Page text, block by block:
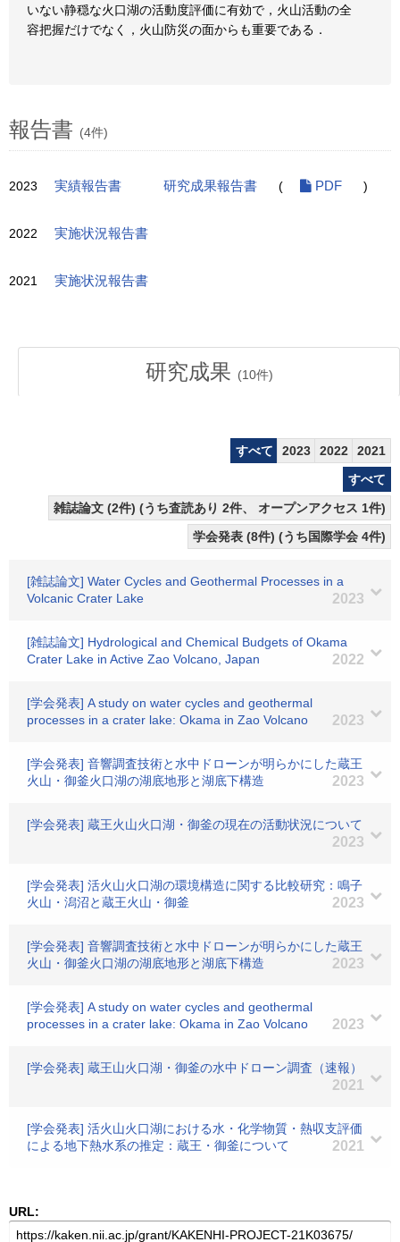
いない静穏な火口湖の活動度評価に有効で，火山活動の全
容把握だけでなく，火山防災の面からも重要である．
報告書 (4件)
2023 実績報告書 研究成果報告書 ( PDF )
2022 実施状況報告書
2021 実施状況報告書
研究成果 (10件)
すべて 2023 2022
2021
すべて
雑誌論文 (2件) (うち査読あり 2件、 オープンアクセス 1件)
学会発表 (8件) (うち国際学会 4件)
[雑誌論文] Water Cycles and Geothermal Processes in a
Volcanic Crater Lake
2023
[雑誌論文] Hydrological and Chemical Budgets of Okama
Crater Lake in Active Zao Volcano, Japan
2022
[学会発表] A study on water cycles and geothermal
processes in a crater lake: Okama in Zao Volcano
2023
[学会発表] 音響調査技術と水中ドローンが明らかにした蔵王
火山・御釜火口湖の湖底地形と湖底下構造
2023
[学会発表] 蔵王火山火口湖・御釜の現在の活動状況について
2023
[学会発表] 活火山火口湖の環境構造に関する比較研究：鳴子
火山・潟沼と蔵王火山・御釜
2023
[学会発表] 音響調査技術と水中ドローンが明らかにした蔵王
火山・御釜火口湖の湖底地形と湖底下構造
2023
[学会発表] A study on water cycles and geothermal
processes in a crater lake: Okama in Zao Volcano
2023
[学会発表] 蔵王山火口湖・御釜の水中ドローン調査（速報）
2021
[学会発表] 活火山火口湖における水・化学物質・熱収支評価
による地下熱水系の推定：蔵王・御釜について
2021
URL: